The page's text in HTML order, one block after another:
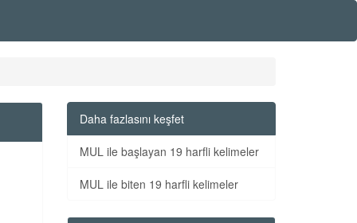
Daha fazlasını keşfet
MUL ile başlayan 19 harfli kelimeler
MUL ile biten 19 harfli kelimeler